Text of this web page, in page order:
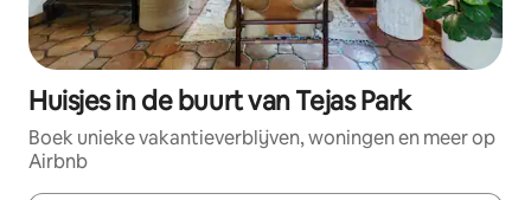
Huisjes in de buurt van Tejas Park
Boek unieke vakantieverblijven, woningen en meer op
Airbnb